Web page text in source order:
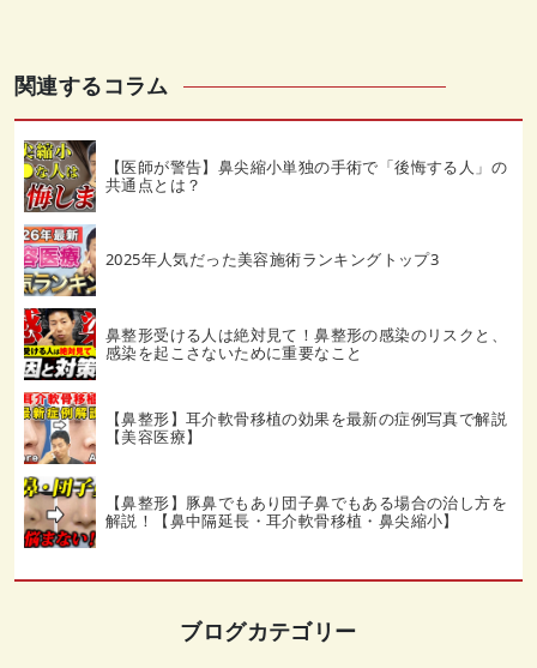
関連するコラム
【医師が警告】鼻尖縮小単独の手術で「後悔する人」の
共通点とは？
2025年人気だった美容施術ランキングトップ3
鼻整形受ける人は絶対見て！鼻整形の感染のリスクと、
感染を起こさないために重要なこと
【鼻整形】耳介軟骨移植の効果を最新の症例写真で解説
【美容医療】
【鼻整形】豚鼻でもあり団子鼻でもある場合の治し方を
解説！【鼻中隔延長・耳介軟骨移植・鼻尖縮小】
ブログカテゴリー